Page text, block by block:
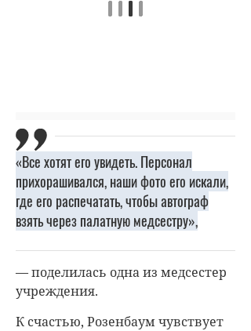
«Все хотят его увидеть. Персонал
прихорашивался, наши фото его искали,
где его распечатать, чтобы автограф
взять через палатную медсестру»,
— поделилась одна из медсестер
учреждения.
К счастью, Розенбаум чувствует